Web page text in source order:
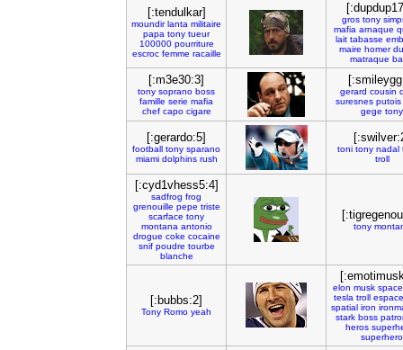
[:tendulkar]
moundir lanta militaire
papa tony tueur
100000 pourriture
escroc femme racaille
gros tony
mafia arnaque
lait tabasse
maire homer
matraque
[:m3e30:3]
tony soprano boss
famille serie mafia
chef capo cigare
gerard cousin
suresnes putois
gege tony
[:gerardo:5]
football tony sparano
miami dolphins rush
toni tony nadal
troll
[:cyd1vhess5:4]
sadfrog frog
grenouille pepe triste
scarface tony
montana antonio
drogue coke cocaine
snif poudre tourbe
blanche
tony
[:bubbs:2]
Tony Romo yeah
elon musk
tesla troll espace
spatial iron
stark boss
heros
superhero